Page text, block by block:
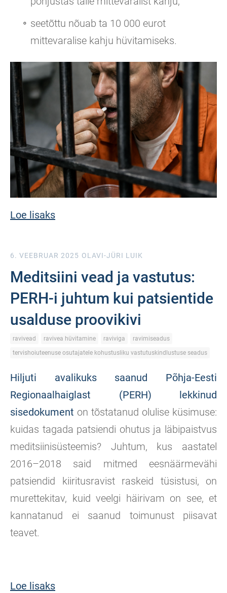
seetõttu nõuab ta 10 000 eurot
mittevaralise kahju hüvitamiseks.
Loe lisaks
6. VEEBRUAR 2025 OLAVI-JÜRI LUIK
Meditsiini vead ja vastutus:
PERH-i juhtum kui patsientide
usalduse proovikivi
ravivead ravivea hüvitamine raviviga
ravimiseadus
tervishoiuteenuse osutajatele kohustusliku vastutuskindlustuse seadus
Hiljuti avalikuks saanud Põhja-Eesti
Regionaalhaiglast (PERH) lekkinud
sisedokument on tõstatanud olulise küsimuse:
kuidas tagada patsiendi ohutus ja läbipaistvus
meditsiinisüsteemis? Juhtum, kus aastatel
2016–2018 said mitmed eesnäärmevähi
patsiendid kiiritusravist raskeid tüsistusi, on
murettekitav, kuid veelgi häirivam on see, et
kannatanud ei saanud toimunust piisavat
teavet.
Loe lisaks